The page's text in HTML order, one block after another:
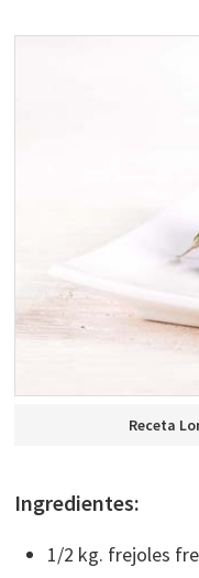
Receta
Ingredientes:
1/2 kg. frejoles